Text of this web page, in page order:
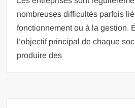
nombreuses difficultés parfois
fonctionnement ou à la gestion.
l’objectif principal de chaque
produire des